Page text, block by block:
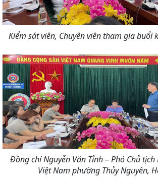
Kiểm sát viên, Chuyên viên tham gia buổi
Đồng chí Nguyễn Văn Tỉnh – Phó Chủ
Việt Nam phường Thủy Nguyên,